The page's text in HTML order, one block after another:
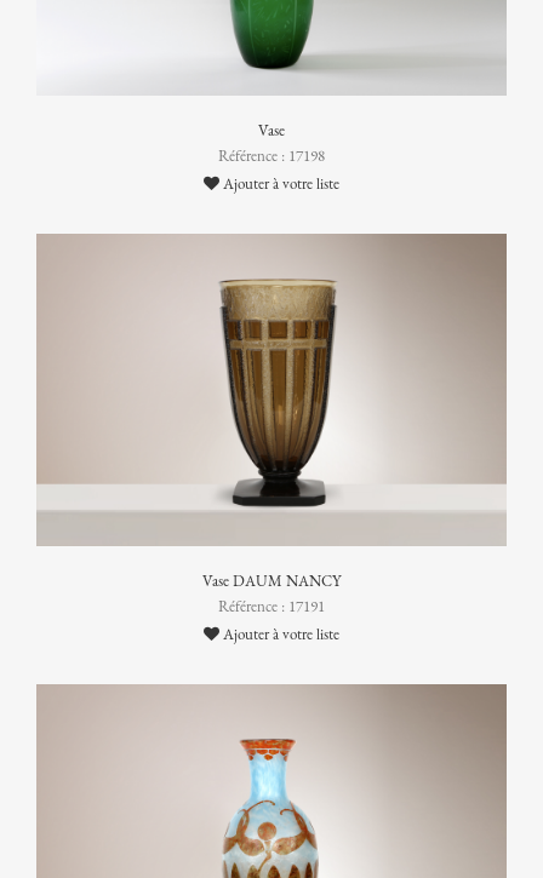
Vase
Référence : 17198
Ajouter à votre liste
Vase DAUM NANCY
Référence : 17191
Ajouter à votre liste